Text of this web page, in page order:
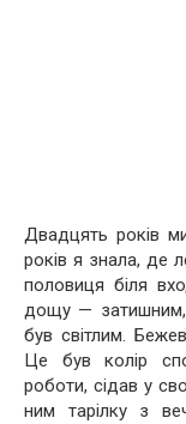
Двадцять років
років я знала, де
половиця біля
дощу — затишним,
був світлим.
Це був колір
роботи, сідав у
ним тарілку з